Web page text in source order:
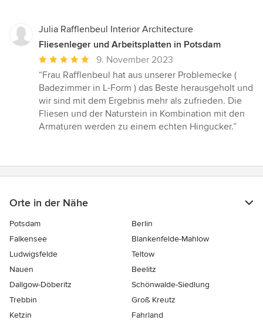
Julia Rafflenbeul Interior Architecture
Fliesenleger und Arbeitsplatten in Potsdam
Durchschnittliche
Bewertung:
5
von
5
Sternen
9. November 2023
“Frau Rafflenbeul hat aus unserer Problemecke (
Badezimmer in L-Form ) das Beste herausgeholt und
wir sind mit dem Ergebnis mehr als zufrieden. Die
Fliesen und der Naturstein in Kombination mit den
Armaturen werden zu einem echten Hingucker.”
Orte in der Nähe
Potsdam
Berlin
Falkensee
Blankenfelde-Mahlow
Ludwigsfelde
Teltow
Nauen
Beelitz
Dallgow-Döberitz
Schönwalde-Siedlung
Trebbin
Groß Kreutz
Ketzin
Fahrland